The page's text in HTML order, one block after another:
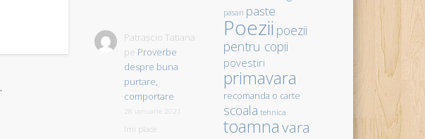
.
Patrașcio Tatiana
pe Proverbe
despre buna
purtare,
comportare
28 ianuarie 2021
îmi place
pasari paste
Poezii poezii
pentru copii
povestiri
primavara
recomanda o carte
scoala tehnica
toamnavara